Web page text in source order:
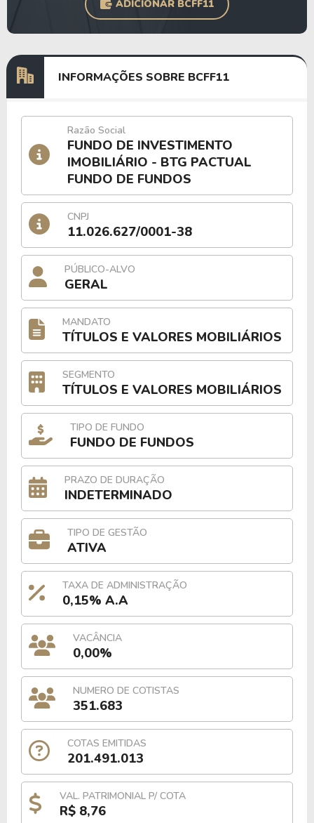
ADICIONAR BCFF11
INFORMAÇÕES SOBRE BCFF11
Razão Social
FUNDO DE INVESTIMENTO
IMOBILIÁRIO - BTG PACTUAL
FUNDO DE FUNDOS
CNPJ
11.026.627/0001-38
PÚBLICO-ALVO
GERAL
MANDATO
TÍTULOS E VALORES MOBILIÁRIOS
SEGMENTO
TÍTULOS E VALORES MOBILIÁRIOS
TIPO DE FUNDO
FUNDO DE FUNDOS
PRAZO DE DURAÇÃO
INDETERMINADO
TIPO DE GESTÃO
ATIVA
TAXA DE ADMINISTRAÇÃO
0,15% A.A
VACÂNCIA
0,00%
NUMERO DE COTISTAS
351.683
COTAS EMITIDAS
201.491.013
VAL. PATRIMONIAL P/ COTA
R$ 8,76